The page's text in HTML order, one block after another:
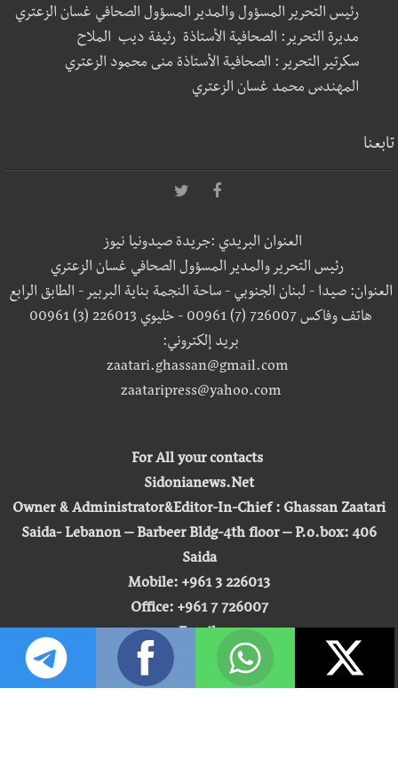
رئيس التحرير المسؤول والمدير المسؤول الصحافي غسان الزعتري
مديرة التحرير: الصحافية الأستاذة رئيفة ديب الملاح
سكرتير التحرير : الصحافية الأستاذة منى محمود الزعتري
المهندس محمد غسان الزعتري
تابعنا
العنوان البريدي :جريدة صيدونيا نيوز
رئيس التحرير والمدير المسؤول الصحافي غسان الزعتري
العنوان: صيدا - لبنان الجنوبي - ساحة النجمة بناية البربير - الطابق الرابع
هاتف وفاكس 726007 (7) 00961 - خليوي 226013 (3) 00961
بريد إلكتروني:
zaatari.ghassan@gmail.com
zaataripress@yahoo.com
For All your contacts
Sidonianews.Net
Owner & Administrator&Editor-In-Chief : Ghassan Zaatari
Saida- Lebanon – Barbeer Bldg-4th floor – P.o.box: 406
Saida
Mobile: +961 3 226013
Office: +961 7 726007
zaatari.ghassan@gmail.com
zaataripress@yahoo.com